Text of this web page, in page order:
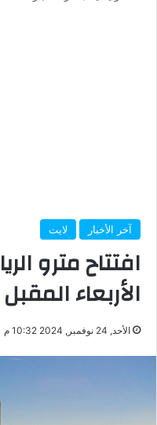
آخر الأخبار لايت
افتتاح مترو
الأربعاء
الأحد, 24 نوفمبر, 2024 10:32 م